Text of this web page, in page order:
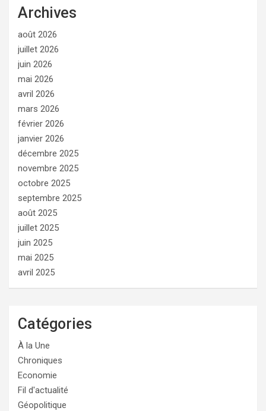
Archives
août 2026
juillet 2026
juin 2026
mai 2026
avril 2026
mars 2026
février 2026
janvier 2026
décembre 2025
novembre 2025
octobre 2025
septembre 2025
août 2025
juillet 2025
juin 2025
mai 2025
avril 2025
Catégories
À la Une
Chroniques
Economie
Fil d'actualité
Géopolitique